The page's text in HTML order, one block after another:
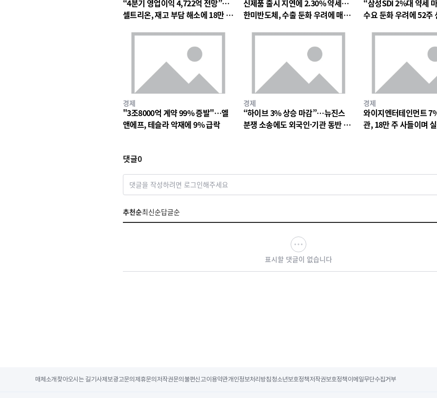
“4분기 영업이익 4,722억 전망”…
셀트리온, 재고 부담 해소에 18만 원
신제품 출시 지연에 2.30% 약세…
한미반도체, 수출 둔화 우려에 매물
“삼성SDI 2%대 약세
수요 둔화 우려에 52주
경제
"3조8000억 계약 99% 증발"…엘
앤에프, 테슬라 악재에 9% 급락
경제
“하이브 3% 상승 마감”…뉴진스
분쟁 소송에도 외국인·기관 동반 매
경제
와이지엔터테인먼트
관, 18만 주 사들이며
댓글0
댓글을 작성하려면 로그인해주세요
추천순최신순답글순
표시할 댓글이 없습니다
매체소개 찾아오시는 길기사제보광고문의 제휴문의 저작권문의 불편신고이용약관개인정보처리방침 청소년보호정책저작권보호정책 이메일무단수집거부